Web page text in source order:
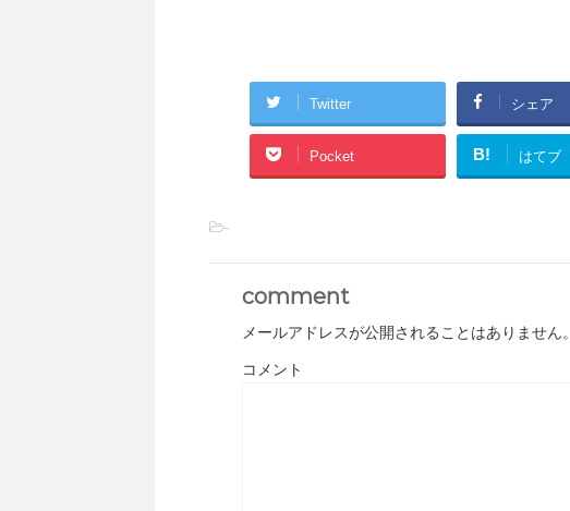
Twitter シェア
Pocket B! はてブ
-
comment
メールアドレスが公開されることはありません。
コメント